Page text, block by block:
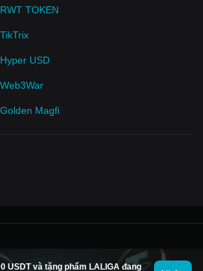
TOKEN
USD
Magfi
USDT và tặng phẩm LALIGA đang
© 2026 Bitget